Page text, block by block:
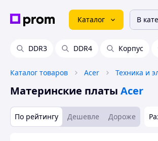
Каталог В
DDR3 DDR4 Корпус
Каталог товаров Acer Техника и
Материнские платы Acer
По рейтингу Дешевле Дороже